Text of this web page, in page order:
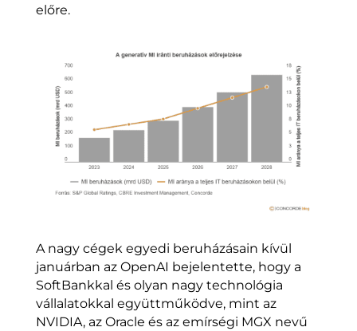
előre.
A nagy cégek egyedi beruházásain kívül
januárban az OpenAI bejelentette, hogy a
SoftBankkal és olyan nagy technológia
vállalatokkal együttműködve, mint az
NVIDIA, az Oracle és az emírségi MGX nevű